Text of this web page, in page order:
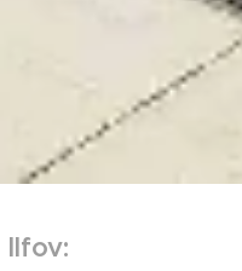
Ilfov: